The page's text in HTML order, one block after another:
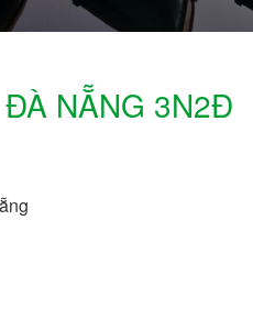
NẴNG 3N2Đ